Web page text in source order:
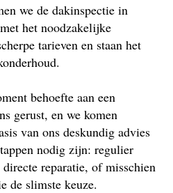
we de dakinspectie in
het noodzakelijke
tarieven en staan het
behoefte aan een
gerust, en we komen
van ons deskundig advies
nodig zijn: regulier
reparatie, of misschien
de slimste keuze.